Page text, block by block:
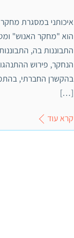
איכותני במסגרת
הוא "מחקר האנוש"
התבוננות בה,
הנחקר, פירוש
בהקשרן החברתי,
[…]
קרא עוד